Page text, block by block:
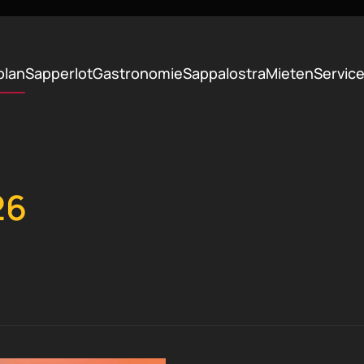
SapperlotGastronomieSappalostraMietenService